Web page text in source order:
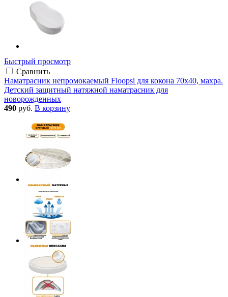
Быстрый просмотр
Сравнить
Наматрасник непромокаемый Floopsi для кокона 70х40, махра.
Детский защитный натяжной наматрасник для
новорожденных
490 руб. В корзину